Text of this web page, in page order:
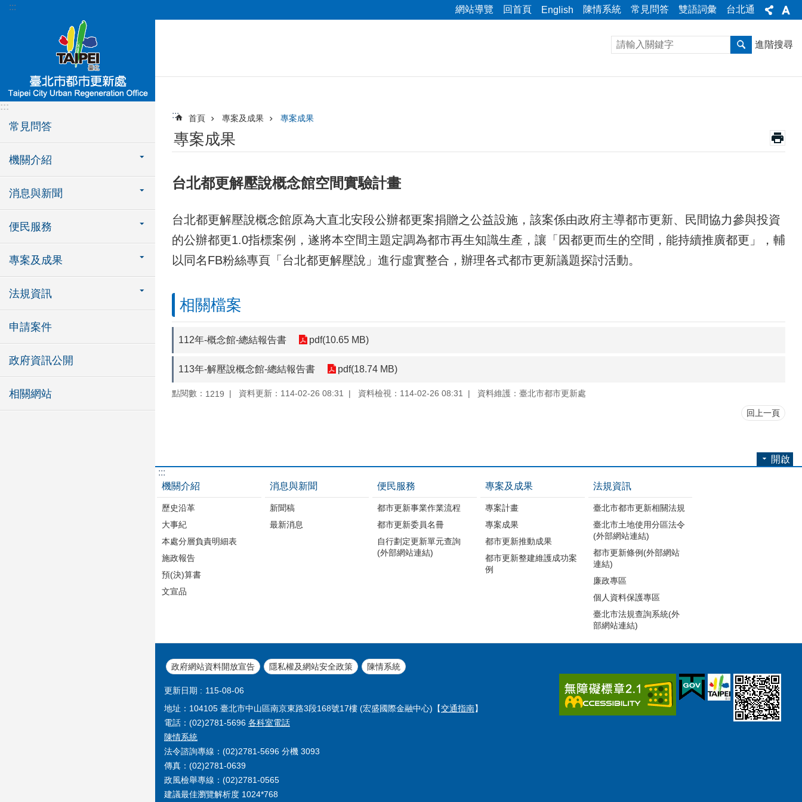
跳到主要內容區塊
::: 網站導覽 回首頁 English 陳情系統 常見問答 雙語詞彙 台北通
:::
常見問答
機關介紹
消息與新聞
便民服務
專案及成果
法規資訊
申請案件
政府資訊公開
相關網站
進階搜尋
::: 首頁 專案及成果 專案成果
專案成果
台北都更解壓說概念館空間實驗計畫
台北都更解壓說概念館原為大直北安段公辦都更案捐贈之公益設施，該案係由政府主導都市更新、民間協力參與投資
的公辦都更1.0指標案例，遂將本空間主題定調為都市再生知識生產，讓「因都更而生的空間，能持續推廣都更」，輔
以同名FB粉絲專頁「台北都更解壓說」進行虛實整合，辦理各式都市更新議題探討活動。
相關檔案
112年-概念館-總結報告書 pdf(10.65 MB)
113年-解壓說概念館-總結報告書 pdf(18.74 MB)
點閱數： 1219 資料更新：114-02-26 08:31 資料檢視：114-02-26 08:31 資料維護：臺北市都市更新處
回上一頁
開啟
:::
機關介紹
歷史沿革
大事紀
本處分層負責明細表
施政報告
預(決)算書
文宣品
消息與新聞
新聞稿
最新消息
便民服務
都市更新事業作業流程
都市更新委員名冊
自行劃定更新單元查詢
(外部網站連結)
專案及成果
專案計畫
專案成果
都市更新推動成果
都市更新整建維護成功案
例
法規資訊
臺北市都市更新相關法規
臺北市土地使用分區法令
(外部網站連結)
都市更新條例(外部網站
連結)
廉政專區
個人資料保護專區
臺北市法規查詢系統(外
部網站連結)
政府網站資料開放宣告 隱私權及網站安全政策 陳情系統
更新日期
115-08-06
地址：104105 臺北市中山區南京東路3段168號17樓 (宏盛國際金融中心)【交通指南】
電話：(02)2781-5696 各科室電話
陳情系統
法令諮詢專線：(02)2781-5696 分機 3093
傳真：(02)2781-0639
政風檢舉專線：(02)2781-0565
建議最佳瀏覽解析度 1024*768